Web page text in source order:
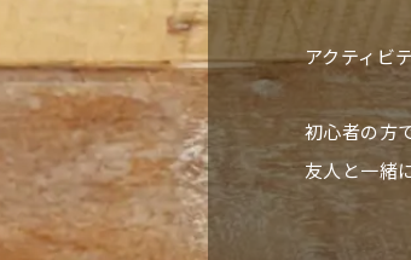
アクティビ
初心者の方
友人と一緒